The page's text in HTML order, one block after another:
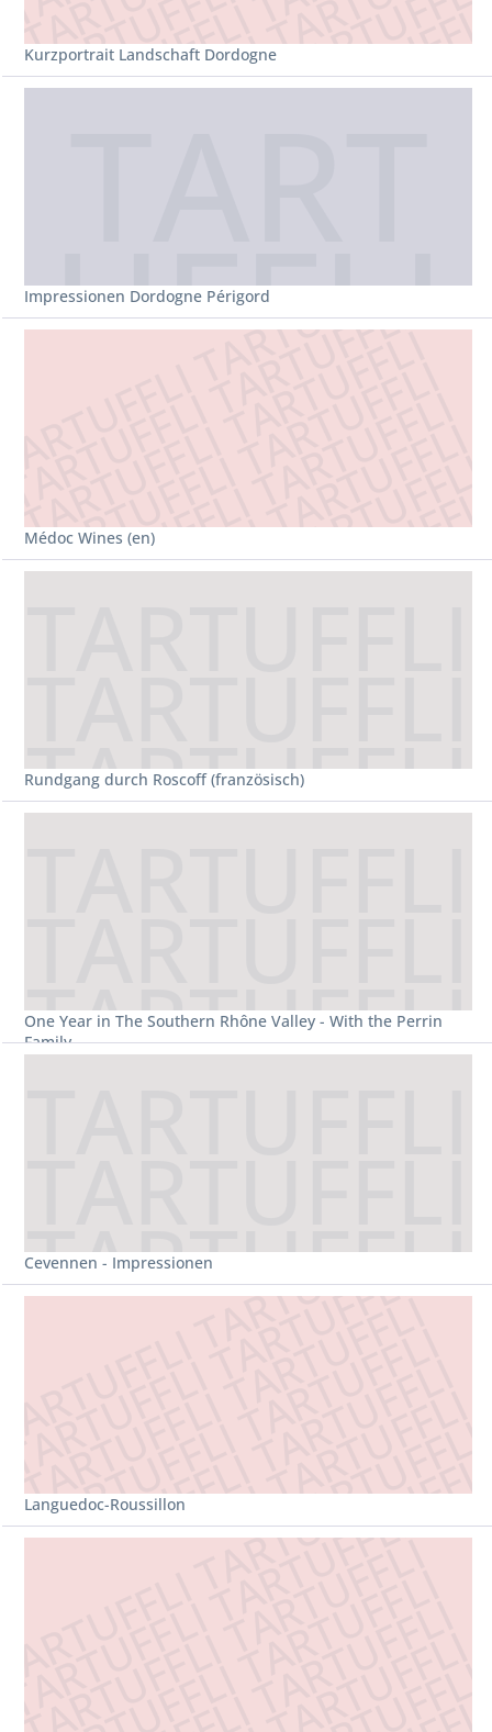
Kurzportrait Landschaft Dordogne
Impressionen Dordogne Périgord
Médoc Wines (en)
Rundgang durch Roscoff (französisch)
One Year in The Southern Rhône Valley - With the Perrin
Family
Cevennen - Impressionen
Languedoc-Roussillon